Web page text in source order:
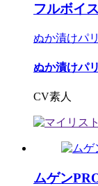
フルボイ
ぬか漬けパ
ぬか漬けパ
CV素人
ムゲン